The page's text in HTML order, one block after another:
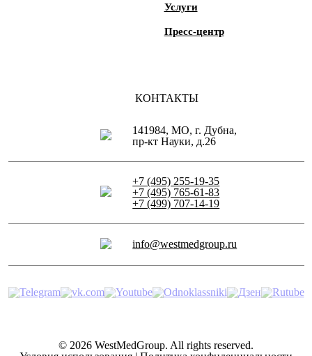
Услуги
Пресс-центр
КОНТАКТЫ
141984, МО, г. Дубна,
пр-кт Науки, д.26
+7 (495) 255-19-35
+7 (495) 765-61-83
+7 (499) 707-14-19
info@westmedgroup.ru
© 2026 WestMedGroup. All rights reserved.